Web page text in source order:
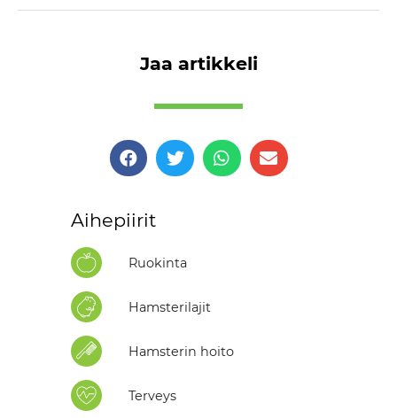
Jaa artikkeli
Aihepiirit
Ruokinta
Hamsterilajit
Hamsterin hoito
Terveys